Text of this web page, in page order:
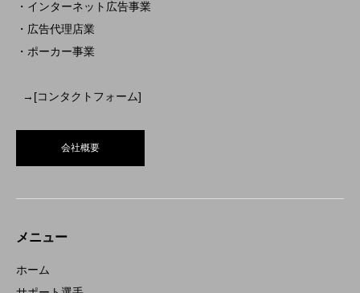
・インターネット広告事業
・広告代理店業
・ポーカー事業
→[コンタクトフォーム]
会社概要
メニュー
ホーム